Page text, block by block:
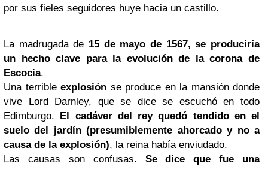
por sus fieles seguidores huye hacia un castillo.
La madrugada de 15 de mayo de 1567, se produciría
un hecho clave para la evolución de la corona de
Escocia.
Una terrible explosión se produce en la mansión donde
vive Lord Darnley, que se dice se escuchó en todo
Edimburgo. El cadáver del rey quedó tendido en el
suelo del jardín (presumiblemente ahorcado y no a
causa de la explosión), la reina había enviudado.
Las causas son confusas. Se dice que fue una